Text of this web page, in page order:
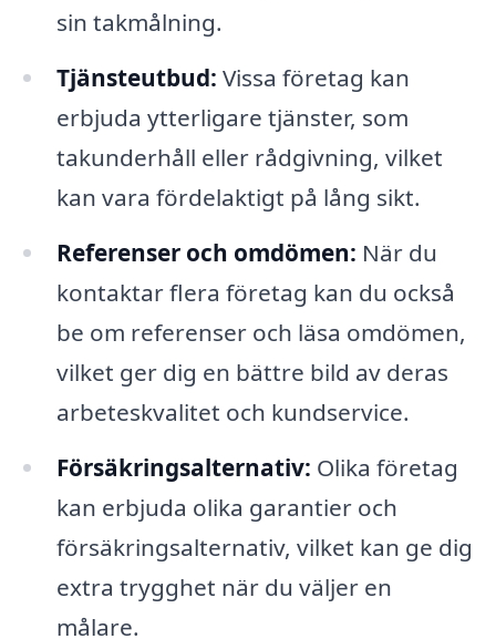
sin takmålning.
Tjänsteutbud: Vissa företag kan
erbjuda ytterligare tjänster, som
takunderhåll eller rådgivning, vilket
kan vara fördelaktigt på lång sikt.
Referenser och omdömen: När du
kontaktar flera företag kan du också
be om referenser och läsa omdömen,
vilket ger dig en bättre bild av deras
arbeteskvalitet och kundservice.
Försäkringsalternativ: Olika företag
kan erbjuda olika garantier och
försäkringsalternativ, vilket kan ge dig
extra trygghet när du väljer en
målare.